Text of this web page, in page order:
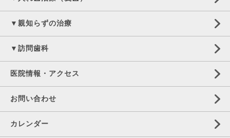
▼親知らずの治療
▼訪問歯科
医院情報・アクセス
お問い合わせ
カレンダー